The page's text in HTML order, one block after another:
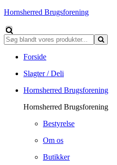
Hornsherred Brugsforening
Forside
Slagter / Deli
Hornsherred Brugsforening
Hornsherred Brugsforening
Bestyrelse
Om os
Butikker